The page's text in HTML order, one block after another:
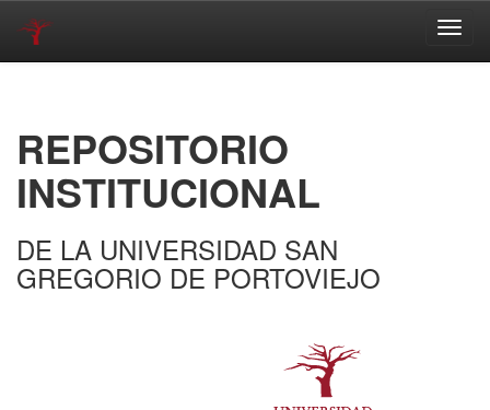
REPOSITORIO
INSTITUCIONAL
DE LA UNIVERSIDAD SAN
GREGORIO DE PORTOVIEJO